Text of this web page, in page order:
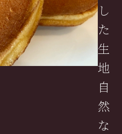
し
た
生
地
自
然
な